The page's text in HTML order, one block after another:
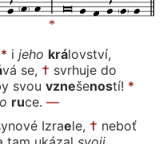
* i jeho království,
vá se, † svrhuje do
svou vznešeností! *
ruce. —
Izraele, † neboť